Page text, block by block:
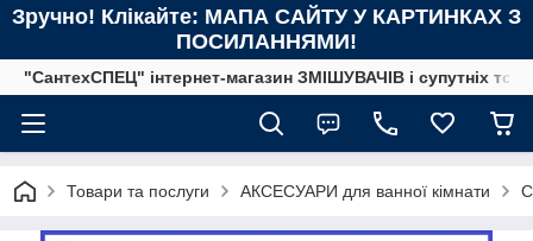
Зручно! Клікайте: МАПА САЙТУ У КАРТИНКАХ З
ПОСИЛАННЯМИ!
"СантехСПЕЦ" інтернет-магазин ЗМІШУВАЧІВ і супутніх
Товари та послуги АКСЕСУАРИ для ванної кімнати